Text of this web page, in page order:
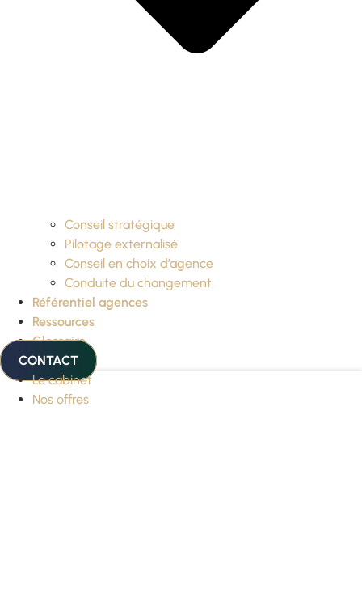
Conseil stratégique
Pilotage externalisé
Conseil en choix d’agence
Conduite du changement
Référentiel agences
Ressources
Glossaire
CONTACT
Le cabinet
Nos offres